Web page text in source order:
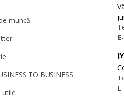
muncă
TO BUSINESS
utile